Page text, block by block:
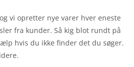
vi opretter nye varer hver eneste
fra kunder. Så kig blot rundt på
hvis du ikke finder det du søger.